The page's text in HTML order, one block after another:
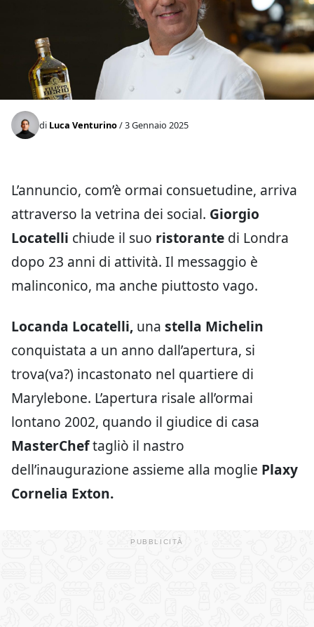
di Luca Venturino/ 3 Gennaio 2025
L’annuncio, com’è ormai consuetudine, arriva
attraverso la vetrina dei social. Giorgio
Locatelli chiude il suo ristorante di Londra
dopo 23 anni di attività. Il messaggio è
malinconico, ma anche piuttosto vago.
Locanda Locatelli, una stella Michelin
conquistata a un anno dall’apertura, si
trova(va?) incastonato nel quartiere di
Marylebone. L’apertura risale all’ormai
lontano 2002, quando il giudice di casa
MasterCheftagliò il nastro
dell’inaugurazione assieme alla moglie Plaxy
Cornelia Exton.